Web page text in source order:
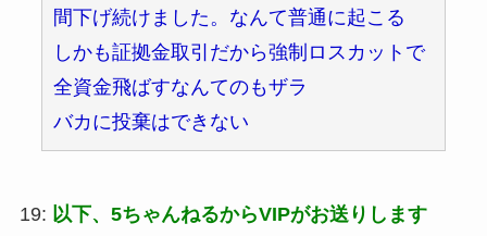
間下げ続けました。なんて普通に起こる
しかも証拠金取引だから強制ロスカットで
全資金飛ばすなんてのもザラ
バカに投棄はできない
19: 以下、5ちゃんねるからVIPがお送りします